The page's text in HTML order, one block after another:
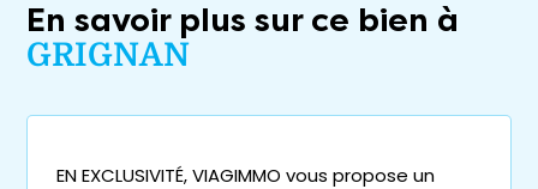
En savoir plus sur ce bien à
GRIGNAN
EN EXCLUSIVITÉ, VIAGIMMO vous propose un